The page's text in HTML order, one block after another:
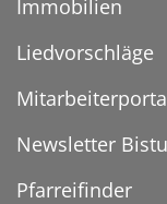
Immobilien
Liedvorschläge
Newsletter
Pfarreifinder